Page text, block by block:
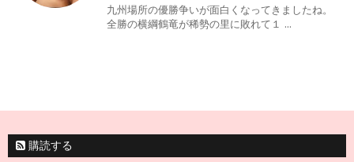
九州場所の優勝争いが面白くなってきましたね。
全勝の横綱鶴竜が稀勢の里に敗れて１ ...
購読する